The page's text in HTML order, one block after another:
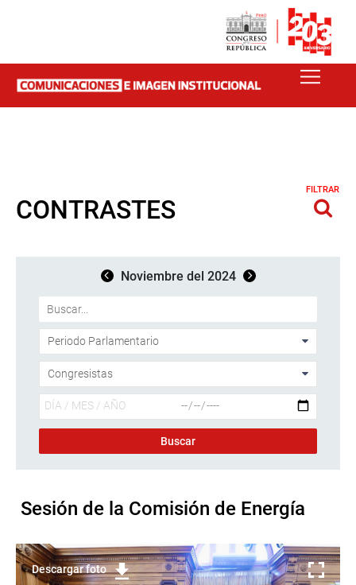
CONTRASTES
FILTRAR
Noviembre del 2024
Sesión de la Comisión de Energía
Descargar foto